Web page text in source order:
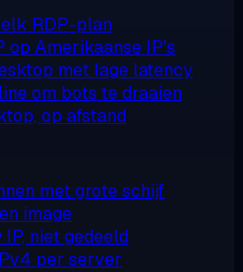
RDP-plan
op Amerikaanse IP's
met lage latency
om bots te draaien
op afstand
met grote schijf
image
IP, niet gedeeld
per server